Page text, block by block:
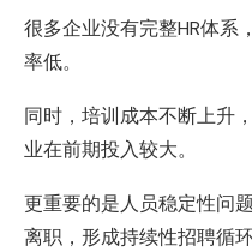
很多企业没有完整HR体系
率低。
同时，培训成本不断上升
业在前期投入较大。
更重要的是人员稳定性问
离职，形成持续性招聘循环